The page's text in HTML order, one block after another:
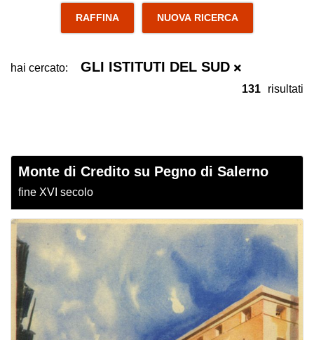
RAFFINA NUOVA RICERCA
hai cercato: GLI ISTITUTI DEL SUD
131 risultati
Monte di Credito su Pegno di Salerno
fine XVI secolo